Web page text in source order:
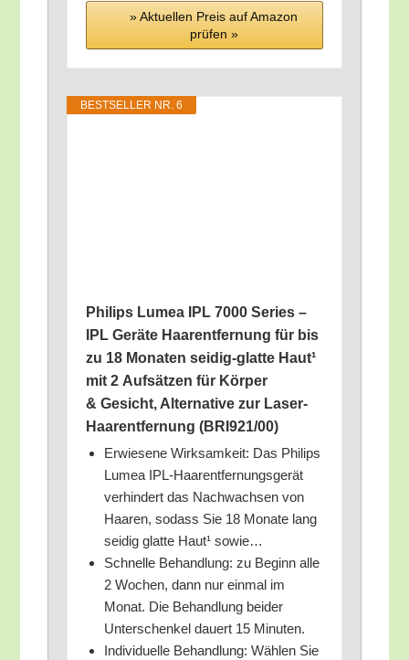
» Aktu­el­len Preis auf Ama­zon
prü­fen »
BEST­SEL­LER NR. 6
Phil­ips Lumea IPL 7000 Series –
IPL Gerä­te Haar­ent­fer­nung für bis
zu 18 Mona­ten sei­dig-glat­te Haut¹
mit 2 Auf­sät­zen für Kör­per
& Gesicht, Alter­na­ti­ve zur Laser-
Haar­ent­fer­nung (BRI921/​00)
Erwie­se­ne Wirk­sam­keit: Das Phil­ips
Lumea IPL-Haar­ent­fer­nungs­ge­rät
ver­hin­dert das Nach­wach­sen von
Haa­ren, sodass Sie 18 Mona­te lang
sei­dig glat­te Haut¹ sowie…
Schnel­le Behand­lung: zu Beginn alle
2 Wochen, dann nur ein­mal im
Monat. Die Behand­lung bei­der
Unter­schen­kel dau­ert 15 Minuten.
Indi­vi­du­el­le Behand­lung: Wäh­len Sie